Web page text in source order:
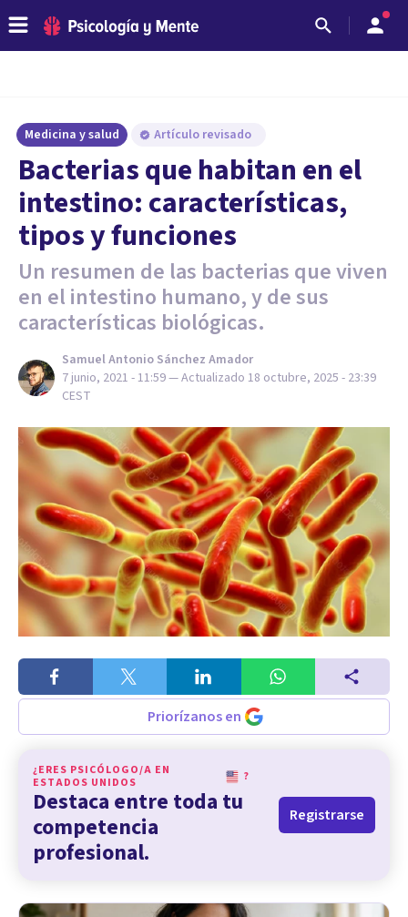
Medicina y salud Artículo revisado
Bacterias que habitan en el
intestino: características,
tipos y funciones
Un resumen de las bacterias que viven
en el intestino humano, y de sus
características biológicas.
Samuel Antonio Sánchez Amador
7 junio, 2021 - 11:59— Actualizado 18 octubre, 2025 - 23:39
CEST
Priorízanos en
¿ERES PSICÓLOGO/A EN
ESTADOS UNIDOS
?
Destaca entre toda tu
competencia
profesional.
Registrarse